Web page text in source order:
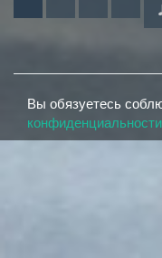
Вы обязуетесь
конфиденциальности